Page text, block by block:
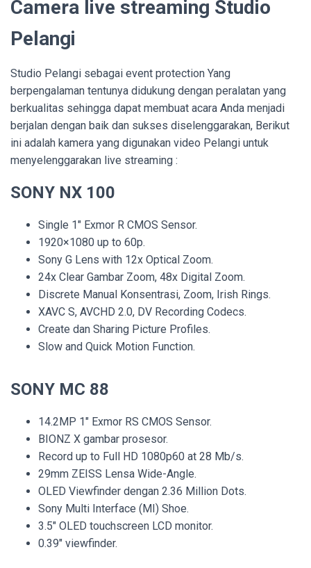
Camera live streaming Studio
Pelangi
Studio Pelangi sebagai event protection Yang
berpengalaman tentunya didukung dengan peralatan yang
berkualitas sehingga dapat membuat acara Anda menjadi
berjalan dengan baik dan sukses diselenggarakan, Berikut
ini adalah kamera yang digunakan video Pelangi untuk
menyelenggarakan live streaming :
SONY NX 100
Single 1″ Exmor R CMOS Sensor.
1920×1080 up to 60p.
Sony G Lens with 12x Optical Zoom.
24x Clear Gambar Zoom, 48x Digital Zoom.
Discrete Manual Konsentrasi, Zoom, Irish Rings.
XAVC S, AVCHD 2.0, DV Recording Codecs.
Create dan Sharing Picture Profiles.
Slow and Quick Motion Function.
SONY MC 88
14.2MP 1″ Exmor RS CMOS Sensor.
BIONZ X gambar prosesor.
Record up to Full HD 1080p60 at 28 Mb/s.
29mm ZEISS Lensa Wide-Angle.
OLED Viewfinder dengan 2.36 Million Dots.
Sony Multi Interface (MI) Shoe.
3.5″ OLED touchscreen LCD monitor.
0.39″ viewfinder.